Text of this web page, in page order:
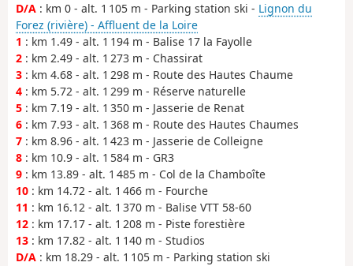
D/A : km 0 - alt. 1 105 m - Parking station ski - Lignon du
Forez (rivière) - Affluent de la Loire
1 : km 1.49 - alt. 1 194 m - Balise 17 la Fayolle
2 : km 2.49 - alt. 1 273 m - Chassirat
3 : km 4.68 - alt. 1 298 m - Route des Hautes Chaume
4 : km 5.72 - alt. 1 299 m - Réserve naturelle
5 : km 7.19 - alt. 1 350 m - Jasserie de Renat
6 : km 7.93 - alt. 1 368 m - Route des Hautes Chaumes
7 : km 8.96 - alt. 1 423 m - Jasserie de Colleigne
8 : km 10.9 - alt. 1 584 m - GR3
9 : km 13.89 - alt. 1 485 m - Col de la Chamboîte
10 : km 14.72 - alt. 1 466 m - Fourche
11 : km 16.12 - alt. 1 370 m - Balise VTT 58-60
12 : km 17.17 - alt. 1 208 m - Piste forestière
13 : km 17.82 - alt. 1 140 m - Studios
D/A : km 18.29 - alt. 1 105 m - Parking station ski